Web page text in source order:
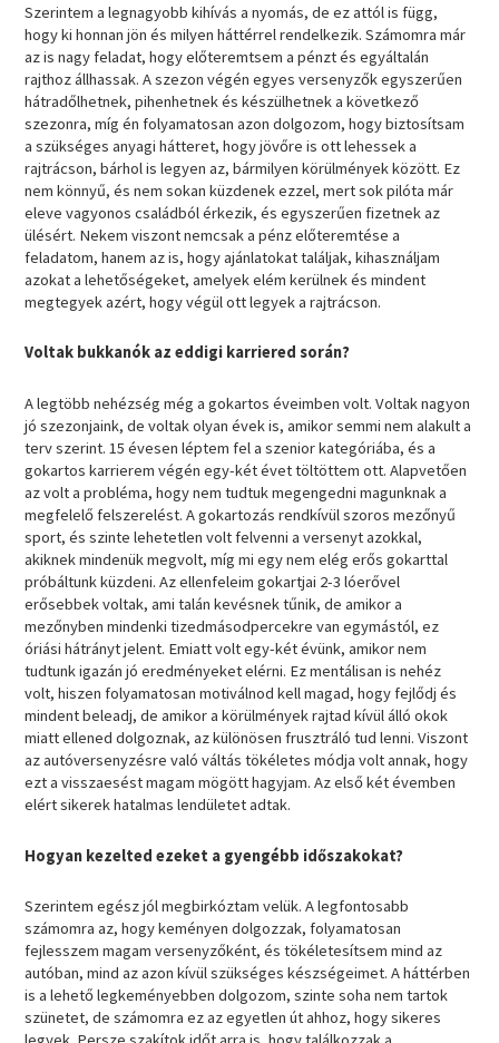
Szerintem a legnagyobb kihívás a nyomás, de ez attól is függ,
hogy ki honnan jön és milyen háttérrel rendelkezik. Számomra már
az is nagy feladat, hogy előteremtsem a pénzt és egyáltalán
rajthoz állhassak. A szezon végén egyes versenyzők egyszerűen
hátradőlhetnek, pihenhetnek és készülhetnek a következő
szezonra, míg én folyamatosan azon dolgozom, hogy biztosítsam
a szükséges anyagi hátteret, hogy jövőre is ott lehessek a
rajtrácson, bárhol is legyen az, bármilyen körülmények között. Ez
nem könnyű, és nem sokan küzdenek ezzel, mert sok pilóta már
eleve vagyonos családból érkezik, és egyszerűen fizetnek az
ülésért. Nekem viszont nemcsak a pénz előteremtése a
feladatom, hanem az is, hogy ajánlatokat találjak, kihasználjam
azokat a lehetőségeket, amelyek elém kerülnek és mindent
megtegyek azért, hogy végül ott legyek a rajtrácson.
Voltak bukkanók az eddigi karriered során?
A legtöbb nehézség még a gokartos éveimben volt. Voltak nagyon
jó szezonjaink, de voltak olyan évek is, amikor semmi nem alakult a
terv szerint. 15 évesen léptem fel a szenior kategóriába, és a
gokartos karrierem végén egy-két évet töltöttem ott. Alapvetően
az volt a probléma, hogy nem tudtuk megengedni magunknak a
megfelelő felszerelést. A gokartozás rendkívül szoros mezőnyű
sport, és szinte lehetetlen volt felvenni a versenyt azokkal,
akiknek mindenük megvolt, míg mi egy nem elég erős gokarttal
próbáltunk küzdeni. Az ellenfeleim gokartjai 2-3 lóerővel
erősebbek voltak, ami talán kevésnek tűnik, de amikor a
mezőnyben mindenki tizedmásodpercekre van egymástól, ez
óriási hátrányt jelent. Emiatt volt egy-két évünk, amikor nem
tudtunk igazán jó eredményeket elérni. Ez mentálisan is nehéz
volt, hiszen folyamatosan motiválnod kell magad, hogy fejlődj és
mindent beleadj, de amikor a körülmények rajtad kívül álló okok
miatt ellened dolgoznak, az különösen frusztráló tud lenni. Viszont
az autóversenyzésre való váltás tökéletes módja volt annak, hogy
ezt a visszaesést magam mögött hagyjam. Az első két évemben
elért sikerek hatalmas lendületet adtak.
Hogyan kezelted ezeket a gyengébb időszakokat?
Szerintem egész jól megbirkóztam velük. A legfontosabb
számomra az, hogy keményen dolgozzak, folyamatosan
fejlesszem magam versenyzőként, és tökéletesítsem mind az
autóban, mind az azon kívül szükséges készségeimet. A háttérben
is a lehető legkeményebben dolgozom, szinte soha nem tartok
szünetet, de számomra ez az egyetlen út ahhoz, hogy sikeres